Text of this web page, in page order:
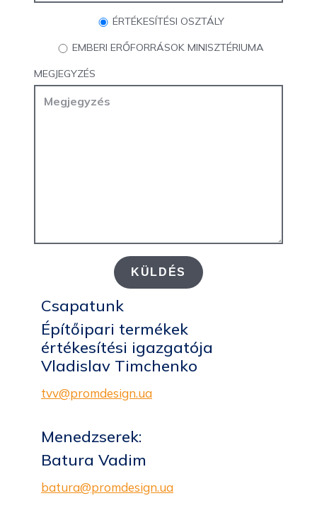
ÉRTÉKESÍTÉSI OSZTÁLY
EMBERI ERŐFORRÁSOK MINISZTÉRIUMA
MEGJEGYZÉS
KÜLDÉS
Csapatunk
Építőipari termékek
értékesítési igazgatója
Vladislav Timchenko
tvv@promdesign.ua
Menedzserek:
Batura Vadim
batura@promdesign.ua